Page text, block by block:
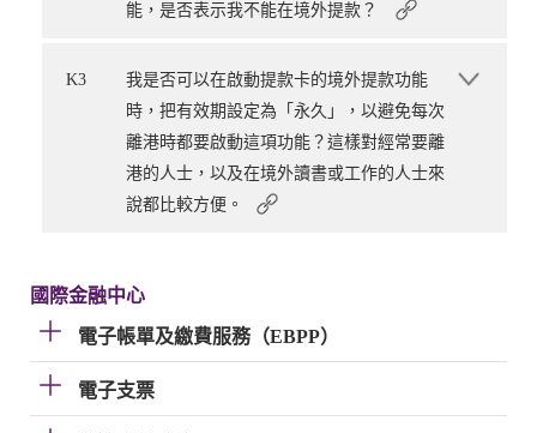
能，是否表示我不能在境外提款？
K3
我是否可以在啟動提款卡的境外提款功能
時，把有效期設定為「永久」，以避免每次
離港時都要啟動這項功能？這樣對經常要離
港的人士，以及在境外讀書或工作的人士來
說都比較方便。
國際金融中心
電子帳單及繳費服務（EBPP）
電子支票